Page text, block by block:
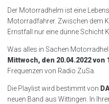
Der Motorradhelm ist eine
Motorradfahrer. Zwischen dem
Ernstfall nur eine dünne Schicht
Was alles in Sachen
Mittwoch, den 20.04.2022 von
Frequenzen von Radio ZuSa.
Die Playlist wird bestimmt von
neuen Band aus Wittingen. In